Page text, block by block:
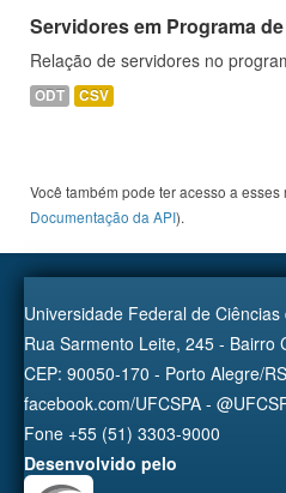
Servidores em Programa
Relação de servidores no
ODT CSV
Você também pode ter acesso a
Documentação da API).
Universidade Federal de
Rua Sarmento Leite, 245 - Bairro
CEP: 90050-170 - Porto Alegre/
facebook.com/UFCSPA -
Fone +55 (51) 3303-9000
Desenvolvido pelo